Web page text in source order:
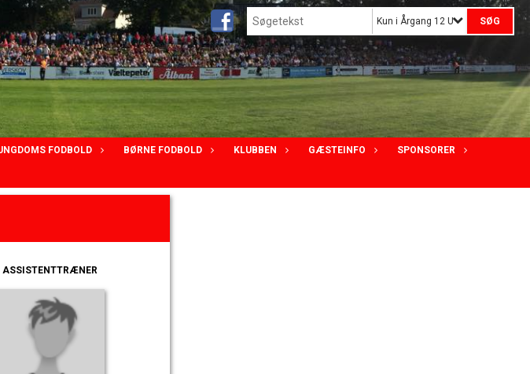
Kun i Årgang 12 U15 Piger
FODBOLD BØRNE FODBOLD KLUBBEN GÆSTEINFO SPONSORER
ASSISTENTTRÆNER